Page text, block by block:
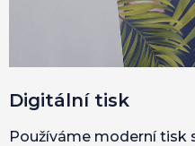
Digitální tisk
Používáme moderní tisk